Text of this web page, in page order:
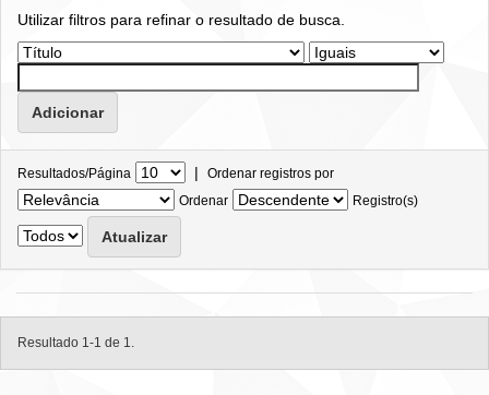
Utilizar filtros para refinar o resultado de busca.
Resultados/Página | Ordenar registros por
Ordenar
Registro(s)
Resultado 1-1 de 1.